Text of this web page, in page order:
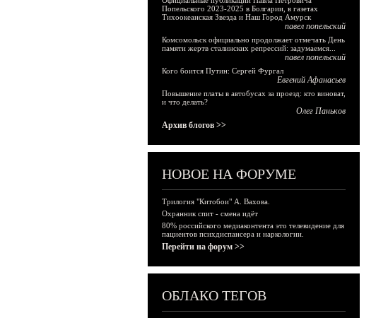
Попельского 2023-2025 в Болгарии, в газетах
Тихоокеанская Звезда и Наш Город Амурск
павел попельский
Комсомольск официально продолжает отмечать День
памяти жертв сталинских репрессий: задумаемся...
павел попельский
Кого боится Путин: Сергей Фургал
Евгений Афанасьев
Повышение платы в автобусах за проезд: кто виноват,
и что делать?
Олег Паньков
Архив блогов >>
НОВОЕ НА ФОРУМЕ
Трилогия "Китобои" А. Вахова.
Охранник спит - смена идёт
80% российского медиаконтента это телевидение для
пациентов психдиспансера и наркологии.
Перейти на форум >>
ОБЛАКО ТЕГОВ